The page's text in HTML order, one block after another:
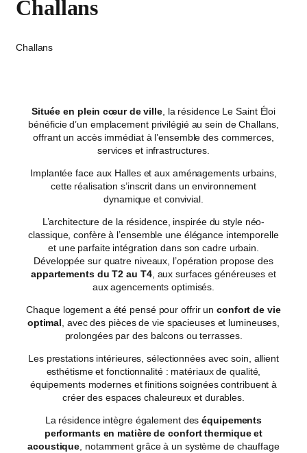
Challans
Challans
Située en plein cœur de ville, la résidence Le Saint Éloi
bénéficie d’un emplacement privilégié au sein de Challans,
offrant un accès immédiat à l’ensemble des commerces,
services et infrastructures.
Implantée face aux Halles et aux aménagements urbains,
cette réalisation s’inscrit dans un environnement
dynamique et convivial.
L’architecture de la résidence, inspirée du style néo-
classique, confère à l’ensemble une élégance intemporelle
et une parfaite intégration dans son cadre urbain.
Développée sur quatre niveaux, l’opération propose des
appartements du T2 au T4, aux surfaces généreuses et
aux agencements optimisés.
Chaque logement a été pensé pour offrir unconfort de vie
optimal , avec des pièces de vie spacieuses et lumineuses,
prolongées par des balcons ou terrasses.
Les prestations intérieures, sélectionnées avec soin, allient
esthétisme et fonctionnalité : matériaux de qualité,
équipements modernes et finitions soignées contribuent à
créer des espaces chaleureux et durables.
La résidence intègre également deséquipements
performants en matière de confort thermique et
acoustique, notamment grâce à un système de chauffage